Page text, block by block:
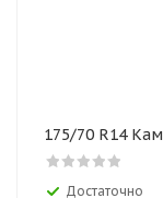
Достаточно